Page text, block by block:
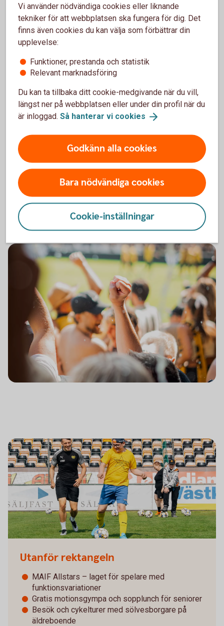
Grattis till det osannolika men självklara guldet MAIF! Och
sätt som gör skillnad på och utanför planen. Framgångar
känns ännu större när man har varit med när det var kämpigt
och vet hur mycket slit som ligger bakom.
Nu firar vi att Mjällby AIF från Listerlandet/Sölvesborg är
svenska mästare 2025. Det är makalöst, sensationellt,
historiskt. Och alldeles, alldeles underbart.
Utanför rektangeln
MAIF Allstars – laget för spelare med
funktionsvariationer
Gratis motionsgympa och sopplunch för seniorer
Besök och cykelturer med sölvesborgare på
äldreboende
Vi använder nödvändiga cookies eller liknande
tekniker för att webbplatsen ska fungera för dig. Det
finns även cookies du kan välja som förbättrar din
upplevelse:
Funktioner, prestanda och statistik
Relevant marknadsföring
Du kan ta tillbaka ditt cookie-medgivande när du vill,
längst ner på webbplatsen eller under din profil när du
är inloggad. Så hanterar vi cookies
Godkänn alla cookies
Bara nödvändiga cookies
Cookie-inställningar